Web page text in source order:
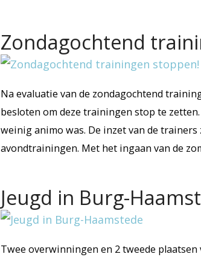
Zondagochtend
Na evaluatie van de zondagochtend
besloten om deze trainingen stop te
weinig animo was. De inzet van de
avondtrainingen. Met het ingaan van de
Jeugd in Burg-
Twee overwinningen en 2 tweede